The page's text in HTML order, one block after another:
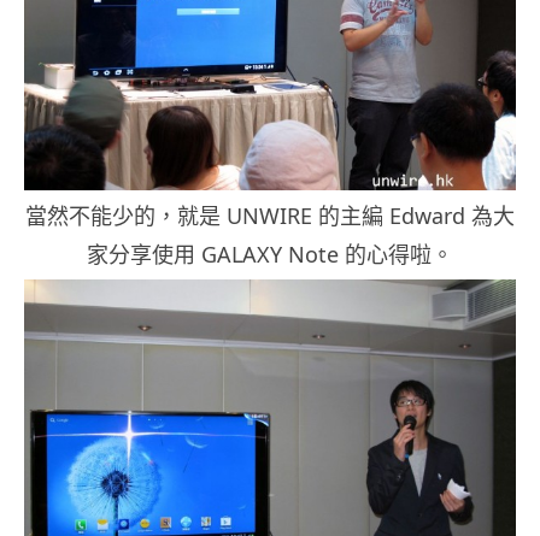
當然不能少的，就是 UNWIRE 的主編 Edward 為大
家分享使用 GALAXY Note 的心得啦。